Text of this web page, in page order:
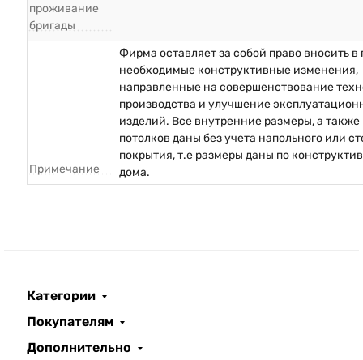
проживание
бригады
Примечание
Фирма оставляет за собой право вносить в
необходимые конструктивные изменения,
направленные на совершенствование
производства и улучшение
изделий. Все внутренние размеры, а также
потолков даны без учета напольного или
покрытия, т.е размеры даны по
дома.
Категории
Покупателям
Дополнительно